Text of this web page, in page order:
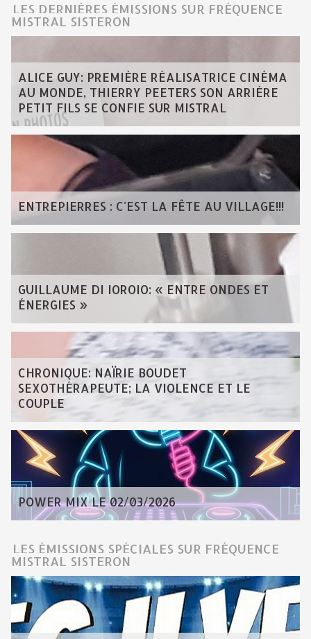
LES DERNIÈRES ÉMISSIONS SUR FRÉQUENCE
MISTRAL SISTERON
ALICE GUY: PREMIÈRE RÉALISATRICE CINÉMA
AU MONDE, THIERRY PEETERS SON ARRIÈRE
PETIT FILS SE CONFIE SUR MISTRAL
ENTREPIERRES : C'EST LA FÊTE AU VILLAGE!!!
GUILLAUME DI IOROIO: « ENTRE ONDES ET
ÉNERGIES »
CHRONIQUE: NAÏRIE BOUDET
SEXOTHÉRAPEUTE; LA VIOLENCE ET LE
COUPLE
POWER MIX LE 02/03/2026
LES ÉMISSIONS SPÉCIALES SUR FRÉQUENCE
MISTRAL SISTERON